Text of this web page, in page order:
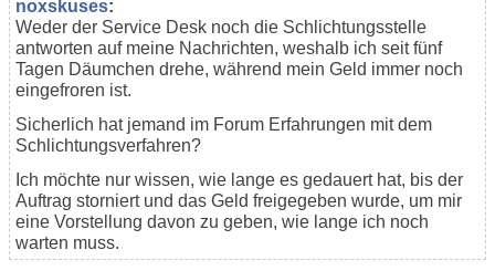
noxskuses:
Weder der Service Desk noch die Schlichtungsstelle
antworten auf meine Nachrichten, weshalb ich seit fünf
Tagen Däumchen drehe, während mein Geld immer noch
eingefroren ist.
Sicherlich hat jemand im Forum Erfahrungen mit dem
Schlichtungsverfahren?
Ich möchte nur wissen, wie lange es gedauert hat, bis der
Auftrag storniert und das Geld freigegeben wurde, um mir
eine Vorstellung davon zu geben, wie lange ich noch
warten muss.